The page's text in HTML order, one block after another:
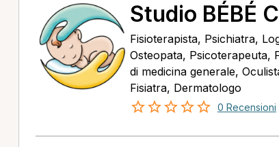
Studio BÉBÉ
Fisioterapista, Psichiatra,
Osteopata, Psicoterapeuta,
di medicina generale,
Fisiatra, Dermatologo
0 Recensioni